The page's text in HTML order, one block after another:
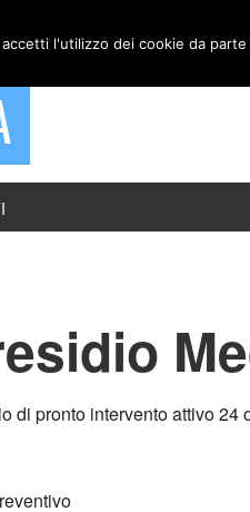
pronto intervento attivo 24
l'utilizzo dei cookie da